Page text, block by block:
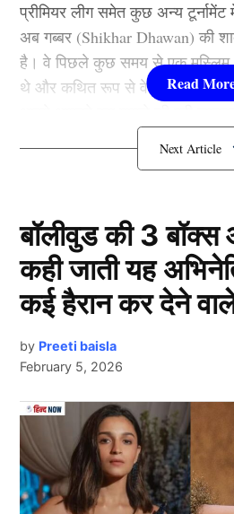
प्रीमियर लीग समेत कुछ अन्य टूर्नामेंट
अब गब्बर (Shikhar Dhawan) की
है। वे पिछले कुछ समय से एक मुस्लिम
थे और कथित रूप से वे जल्दी ही
घर बसाने जा रहे हैं धवन
Shikhar Dhawan
दरअसल, सोशल मीडिया प्लेटफॉर्म्स
Dhawan) और बॉलीवुड अभिनेत्री
वायरल हो रही हैं, जिनमें वे एक दूसरे
बॉलीवुड की 3
कही जाती यह
कई हैरान कर देने
by Preeti baisla
February 5, 2026